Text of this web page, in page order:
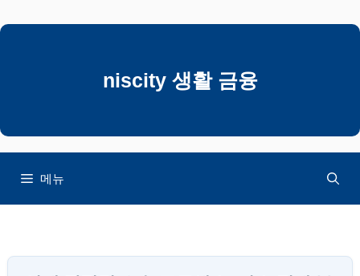
텐
뛰
niscity 생활 금융
메뉴